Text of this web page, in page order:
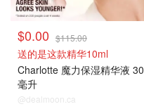
$0.00 $115.00
送的是这款精华10ml
Charlotte 魔力保湿精华液 30
毫升
@dealmoon.ca